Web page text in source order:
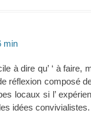
min
à dire qu’ ‘ à
réflexion composé
locaux si l’
idées